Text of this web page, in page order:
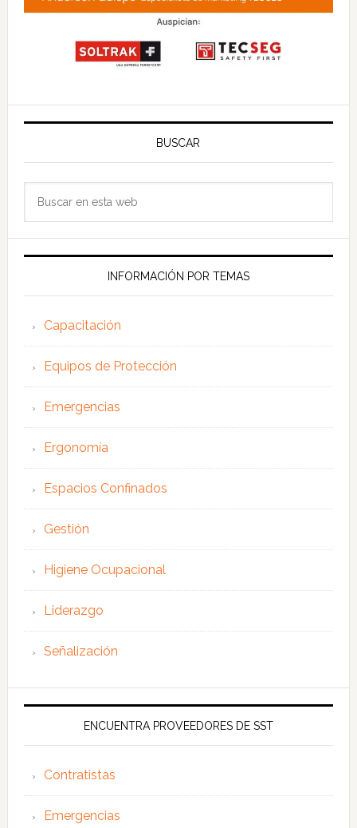
BUSCAR
web
INFORMACIÓN POR TEMAS
Capacitación
Equipos de Protección
Emergencias
Ergonomía
Espacios Confinados
Gestión
Higiene Ocupacional
Liderazgo
Señalización
ENCUENTRA PROVEEDORES DE SST
Contratistas
Emergencias